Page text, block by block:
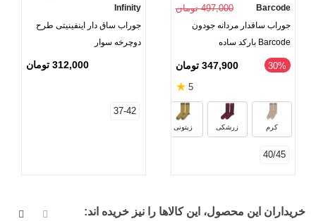
Barcode 497,000 تومان
جوراب ساقدار مردانه جودون
Barcode بارکد ساده
‎30% 347,900 تومان
5
★
کرم زرشکی زیتونی
سبز خردلی
40/45
Infinity
جوراب ساق دار اینفینیتی طرح
دوچرخه‌ سوار
312,000 تومان
37-42
خریداران این محصول، این کالاها را نیز خریده اند: